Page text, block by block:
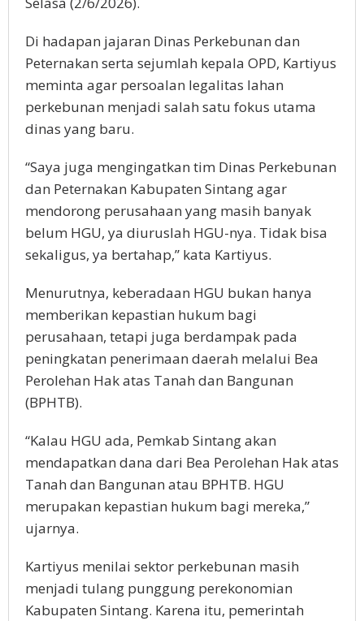
Di hadapan jajaran Dinas Perkebunan dan
Peternakan serta sejumlah kepala OPD, Kartiyus
meminta agar persoalan legalitas lahan
perkebunan menjadi salah satu fokus utama
dinas yang baru.
“Saya juga mengingatkan tim Dinas Perkebunan
dan Peternakan Kabupaten Sintang agar
mendorong perusahaan yang masih banyak
belum HGU, ya diuruslah HGU-nya. Tidak bisa
sekaligus, ya bertahap,” kata Kartiyus.
Menurutnya, keberadaan HGU bukan hanya
memberikan kepastian hukum bagi
perusahaan, tetapi juga berdampak pada
peningkatan penerimaan daerah melalui Bea
Perolehan Hak atas Tanah dan Bangunan
(BPHTB).
“Kalau HGU ada, Pemkab Sintang akan
mendapatkan dana dari Bea Perolehan Hak atas
Tanah dan Bangunan atau BPHTB. HGU
merupakan kepastian hukum bagi mereka,”
ujarnya.
Kartiyus menilai sektor perkebunan masih
menjadi tulang punggung perekonomian
Kabupaten Sintang. Karena itu, pemerintah